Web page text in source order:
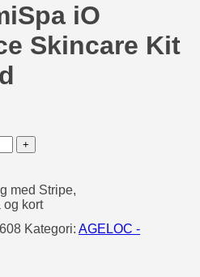
iO
Skincare Kit
Kategori: AGELOC -